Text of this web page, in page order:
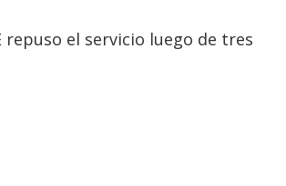
el servicio luego de tres